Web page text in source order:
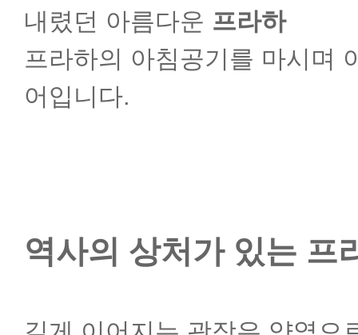
내렸던 아름다운 프라하
프라하의 아침공기를 마시며
어입니다.
역사의 상처가 있는 프